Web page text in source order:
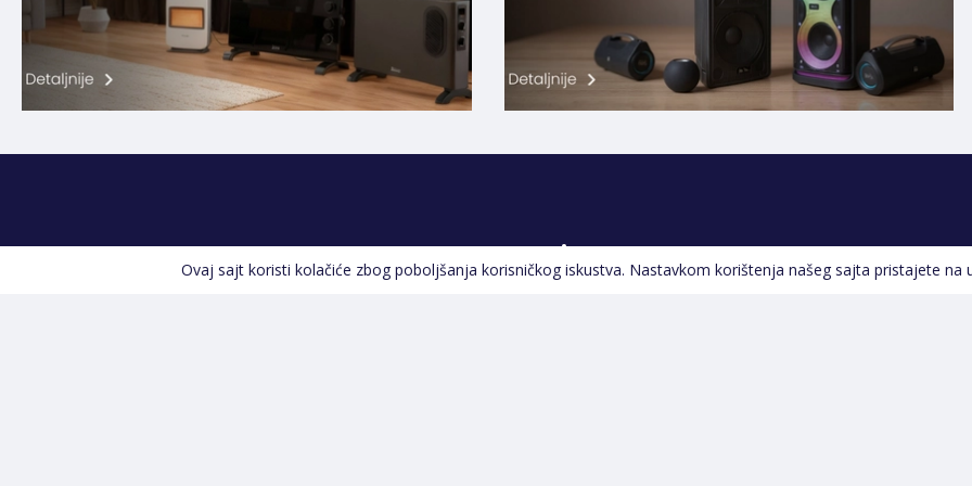
Pratite nas
Ovaj sajt koristi kolačiće zbog poboljšanja korisničkog iskustva. Nastavkom korištenja našeg sajta pristajete na